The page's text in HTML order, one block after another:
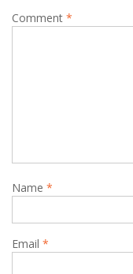
Comment *
Name *
Email *